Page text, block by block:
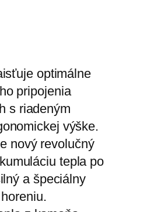
optimálne
pripojenia
s riadeným
výške.
nový revolučný
tepla po
a špeciálny